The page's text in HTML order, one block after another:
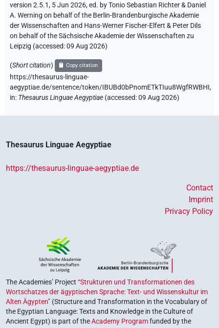
version 2.5.1, 5 Jun 2026, ed. by Tonio Sebastian Richter & Daniel
A. Werning on behalf of the Berlin-Brandenburgische Akademie
der Wissenschaften and Hans-Werner Fischer-Elfert & Peter Dils
on behalf of the Sächsische Akademie der Wissenschaften zu
Leipzig (accessed:09 Aug 2026)
(Short citation) Copy citation
https://thesaurus-linguae-
aegyptiae.de/sentence/token/IBUBd0bPnomETkTIuu8WgfRWBHI,
in: Thesaurus Linguae Aegyptiae (accessed:09 Aug 2026)
Thesaurus Linguae Aegyptiae
https://thesaurus-linguae-aegyptiae.de
Contact
Imprint
Privacy Policy
The Academies’ Project “Strukturen und Transformationen des
Wortschatzes der ägyptischen Sprache: Text- und Wissenskultur im
Alten Ägypten” (Structure and Transformation in the Vocabulary of
the Egyptian Language: Texts and Knowledge in the Culture of
Ancient Egypt) is part of theAcademy Programfunded by the